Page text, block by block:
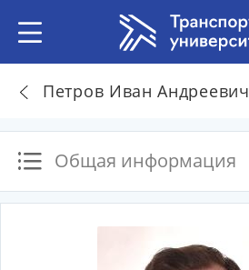
Петров Иван Андреевич
Общая информация